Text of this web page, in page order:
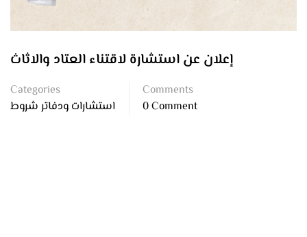
إعلان عن استشارة لاقتناء العتاد والاثاث
Categories
استشارات ودفاتر شروط
Comments
0 Comment